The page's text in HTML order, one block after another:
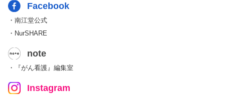
Facebook
・南江堂公式
・NurSHARE
note
・『がん看護』編集室
Instagram